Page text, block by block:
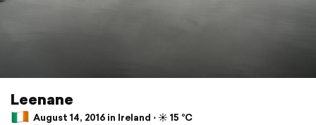
Leenane
August 14, 2016 in Ireland ⋅ ☀️ 15 °C